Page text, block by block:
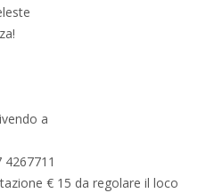
a
4267711
€ 15 da regolare il loco